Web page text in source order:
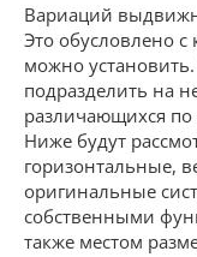
Вариаций
Это обусловлено с
можно
подразделить на
различающихся
Ниже будут
горизонтальные,
оригинальные
собственными
также местом